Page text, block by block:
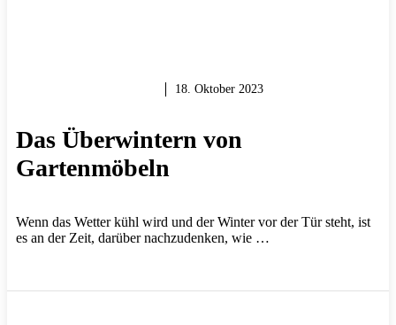
18. Oktober 2023
Das Überwintern von
Gartenmöbeln
Wenn das Wetter kühl wird und der Winter vor der Tür steht, ist
es an der Zeit, darüber nachzudenken, wie …